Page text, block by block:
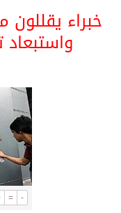
ثلة من
خبراء
واستبعاد
= -